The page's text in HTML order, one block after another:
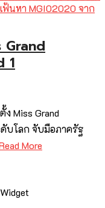
Grand
1
Miss Grand
ดับโลก จับมือภาครัฐ
More